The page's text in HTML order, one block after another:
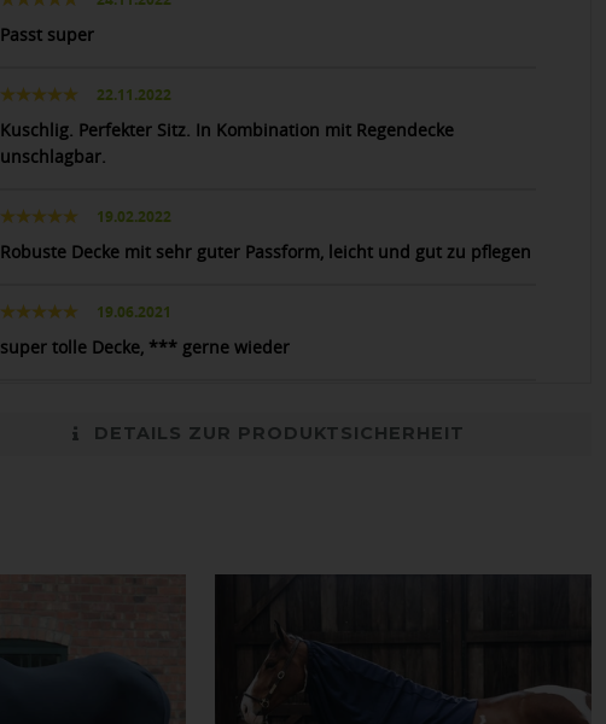
Passt super
22.11.2022
Kuschlig. Perfekter Sitz. In Kombination mit Regendecke
unschlagbar.
19.02.2022
Robuste Decke mit sehr guter Passform, leicht und gut zu pflegen
19.06.2021
super tolle Decke, *** gerne wieder
DETAILS ZUR PRODUKTSICHERHEIT